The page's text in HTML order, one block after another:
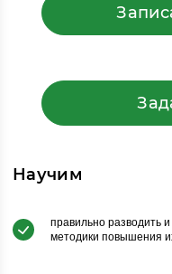
Научим
правильно разводить
методики повышения